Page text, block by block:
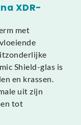
XDR-
met
Shield-glas is
en krassen.
uit zijn
tot